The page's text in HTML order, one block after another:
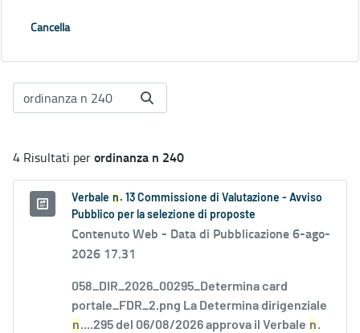
Cancella
4 Risultati perordinanza n 240
Verbale n . 13 Commissione di Valutazione - Avviso
Pubblico per la selezione di proposte
Contenuto Web - Data di Pubblicazione 6-ago-
2026 17.31
058_DIR_2026_00295_Determina card
portale_FDR_2.png La Determina dirigenziale
n....295 del 06/08/2026 approva il Verbale n.